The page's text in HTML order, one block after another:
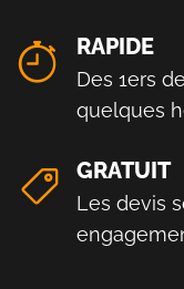
RAPIDE
Des 1ers
quelques
GRATUIT
Les devis